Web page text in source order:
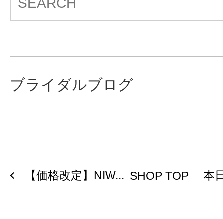
ブライダルブログ
【価格改定】NIW... SHOP TOP 本